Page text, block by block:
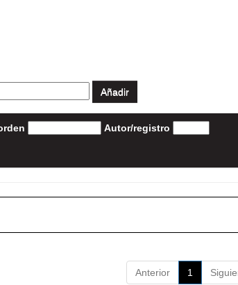
Autor/registro
Anterior 1